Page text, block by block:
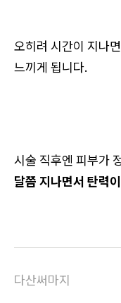
오히려 시간이 지나
느끼게 됩니다.
시술 직후엔 피부가
달쯤 지나면서 탄력
다산써마지